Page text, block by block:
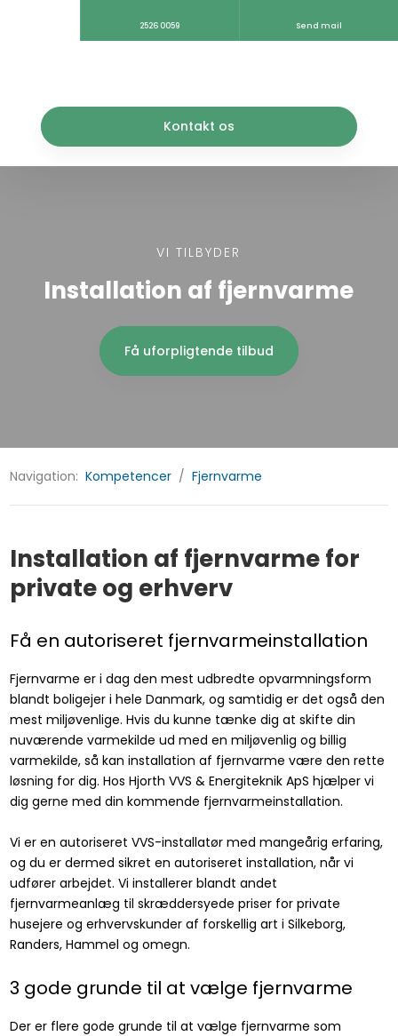
2526 0059 Send mail
Kontakt os​
VI TILBYDER
Installation af fjernvarme
Få uforpligtende tilbud​
Navigation: Kompetencer / Fjernvarme
Installation af fjernvarme for
private og erhverv
Få en autoriseret fjernvarmeinstallation
Fjernvarme er i dag den mest udbredte opvarmningsform
blandt boligejer i hele Danmark, og samtidig er det også den
mest miljøvenlige. Hvis du kunne tænke dig at skifte din
nuværende varmekilde ud med en miljøvenlig og billig
varmekilde, så kan installation af fjernvarme være den rette
løsning for dig. Hos Hjorth VVS & Energiteknik ApS hjælper vi
dig gerne med din kommende fjernvarmeinstallation.
Vi er en autoriseret VVS-installatør med mangeårig erfaring,
og du er dermed sikret en autoriseret installation, når vi
udfører arbejdet. Vi installerer blandt andet
fjernvarmeanlæg til skræddersyede priser for private
husejere og erhvervskunder af forskellig art i Silkeborg,
Randers, Hammel og omegn.
3 gode grunde til at vælge fjernvarme
Der er flere gode grunde til at vælge fjernvarme som